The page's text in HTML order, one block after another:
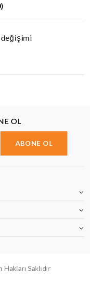
değişimi
OL
ABONE OL
Hakları Saklıdır